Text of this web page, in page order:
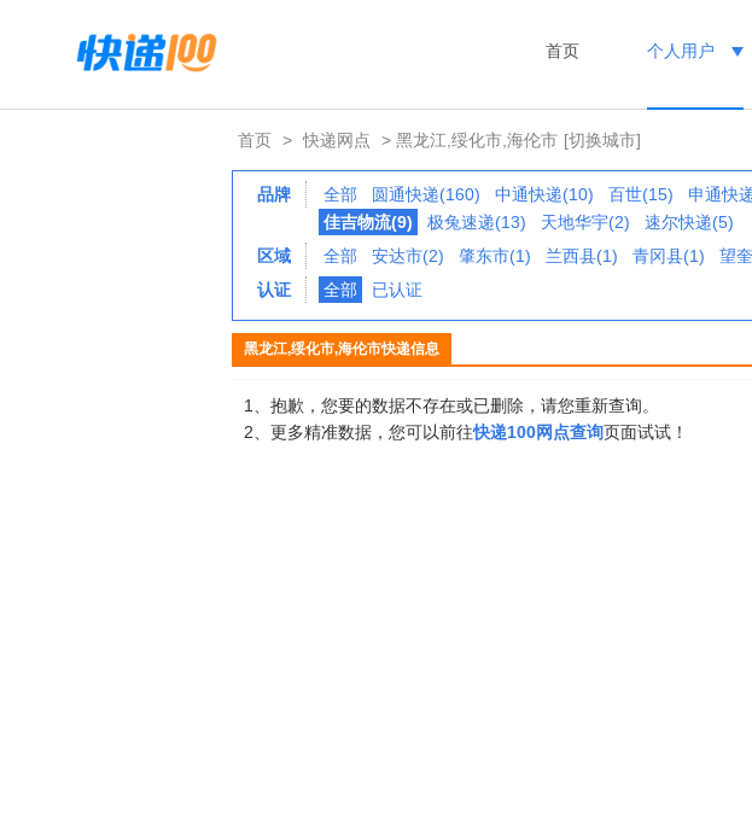
首页 个人用户
首页 > 快递网点 > 黑龙江,绥化市,海伦市 [切换城市]
品牌 全部 圆通快递(160) 中通快递(10) 百世(15) 申通快
佳吉物流(9)
极兔速递(13) 天地华宇(2)
速尔快递(5)
区域
全部 安达市(2) 肇东市(1) 兰西县(1) 青冈县(1) 望
认证
全部 已认证
黑龙江,绥化市,海伦市快递信息
1、抱歉，您要的数据不存在或已删除，请您重新查询。
2、更多精准数据，您可以前往快递100网点查询页面试试！